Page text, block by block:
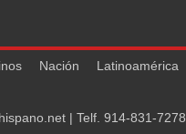
Nación Latinoamérica
| Telf. 914-831-7278